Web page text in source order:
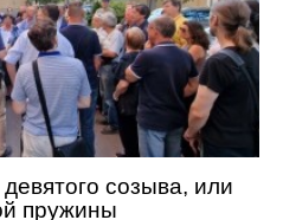
созыва, или
пружины